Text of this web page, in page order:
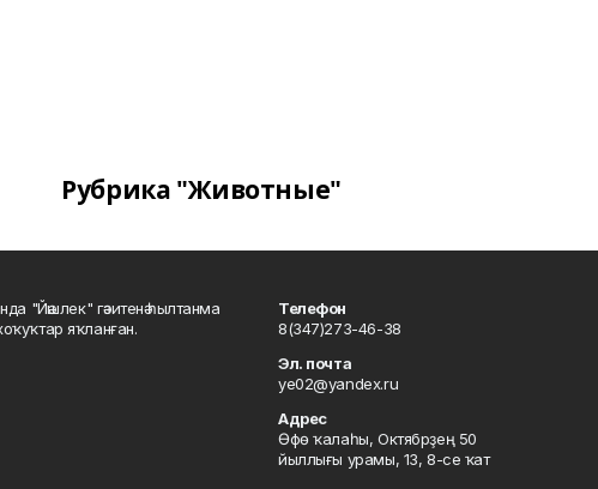
Рубрика "Животные"
"Йәшлек" гәзитенә һылтанма
яҡланған.
Телефон
8(347)273-46-38
Эл. почта
ye02@yandex.ru
Адрес
Өфө ҡалаһы, Октябрҙең 50
йыллығы урамы, 13, 8-се ҡат